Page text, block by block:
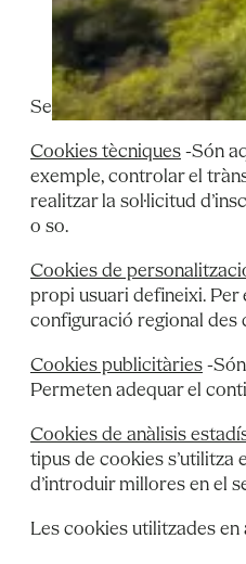
emmagatzemar
Cookies
responsable de la
Segons la finalitat per a
Cookies tècniques -Són
exemple, controlar el
realitzar la sol·licitud
o so.
Cookies de
propi usuari defineixi. Per
configuració regional des
Cookies publicitàries -
Permeten adequar el
Cookies de anàlisis
tipus de cookies s’utilitza
d’introduir millores en el
Les cookies utilitzades